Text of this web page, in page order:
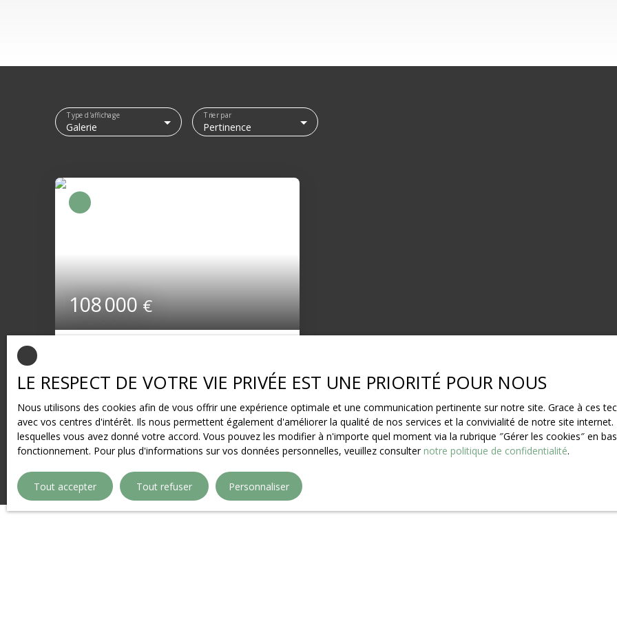
Galerie
Type d'affichage
Pertinence
Trier par
108 000€
72m²
Montivilliers 76290
72m² en bon état général libre d'exploitation.
Faibles charges AGENCE ALBERT 1ER - 02. 35.
42. 16. 36
LE RESPECT DE VOTRE VIE PRIVÉE EST UNE PRIORITÉ POUR NOUS
Nous utilisons des cookies afin de vous offrir une expérience optimale et une communication pertinente sur notre site. Grace à ces
avec vos centres d'intérêt. Ils nous permettent également d'améliorer la qualité de nos services et la convivialité de notre site
lesquelles vous avez donné votre accord. Vous pouvez les modifier à n'importe quel moment via la rubrique ″Gérer les cookies″ en
fonctionnement. Pour plus d'informations sur vos données personnelles, veuillez consulternotre politique de confidentialité.
Tout accepter Tout refuser Personnaliser